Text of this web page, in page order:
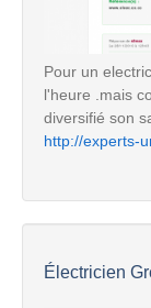
Pour un
l'heure .mais
diversifié son
http://experts-
Électricien